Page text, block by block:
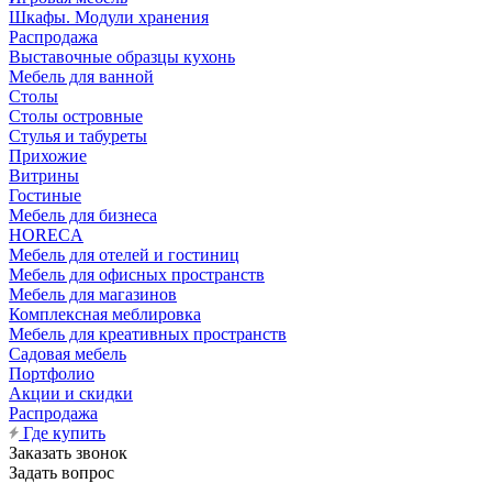
Шкафы. Модули хранения
Распродажа
Выставочные образцы кухонь
Мебель для ванной
Столы
Столы островные
Стулья и табуреты
Прихожие
Витрины
Гостиные
Мебель для бизнеса
HORECA
Мебель для отелей и гостиниц
Мебель для офисных пространств
Мебель для магазинов
Комплексная меблировка
Мебель для креативных пространств
Садовая мебель
Портфолио
Акции и скидки
Распродажа
Где купить
Заказать звонок
Задать вопрос